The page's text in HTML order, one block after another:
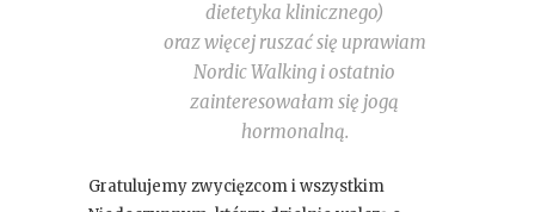
dietetyka klinicznego)
oraz więcej ruszać się uprawiam
Nordic Walking i ostatnio
zainteresowałam się jogą
hormonalną.
Gratulujemy zwycięzcom i wszystkim